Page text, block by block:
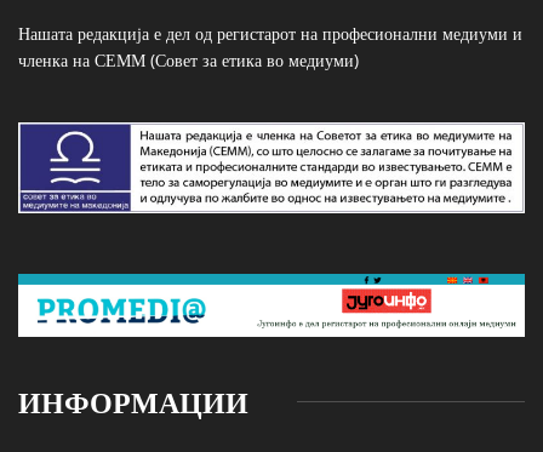
Нашата редакција е дел од регистарот на професионални медиуми и
членка на СЕММ (Совет за етика во медиуми)
ИНФОРМАЦИИ